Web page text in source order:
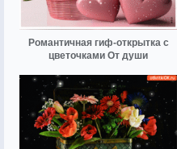
Романтичная гиф-открытка с
цветочками От души